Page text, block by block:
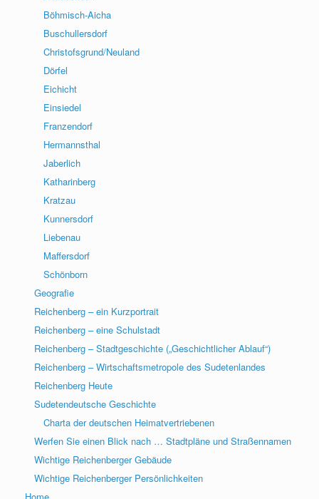
Böhmisch-Aicha
Buschullersdorf
Christofsgrund/Neuland
Dörfel
Eichicht
Einsiedel
Franzendorf
Hermannsthal
Jaberlich
Katharinberg
Kratzau
Kunnersdorf
Liebenau
Maffersdorf
Schönborn
Geografie
Reichenberg – ein Kurzportrait
Reichenberg – eine Schulstadt
Reichenberg – Stadtgeschichte („Geschichtlicher Ablauf“)
Reichenberg – Wirtschaftsmetropole des Sudetenlandes
Reichenberg Heute
Sudetendeutsche Geschichte
Charta der deutschen Heimatvertriebenen
Werfen Sie einen Blick nach … Stadtpläne und Straßennamen
Wichtige Reichenberger Gebäude
Wichtige Reichenberger Persönlichkeiten
Home